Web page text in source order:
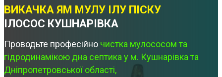
ВИКАЧКА ЯМ МУЛУ ІЛУ ПІСКУ
ІЛОСОС КУШНАРІВКА
Проводьте професійно чистка мулососом та
гідродинамікою дна септика у м. Кушнарівка та
Дніпропетровської області,